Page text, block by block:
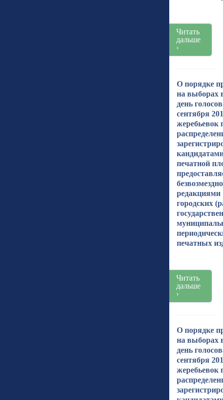
Читать
дальше
›
О порядке
на выборах
день
сентября
жеребьевок
печатной
редакциями
городских
печатных
Читать
дальше
›
О порядке
на выборах
день
сентября
жеребьевок